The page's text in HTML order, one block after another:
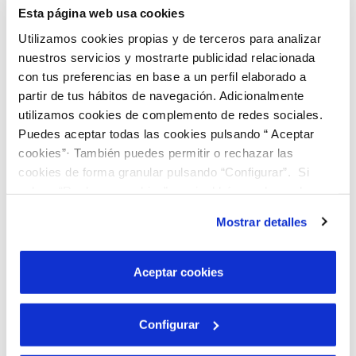
Esta página web usa cookies
Utilizamos cookies propias y de terceros para analizar
nuestros servicios y mostrarte publicidad relacionada
con tus preferencias en base a un perfil elaborado a
partir de tus hábitos de navegación. Adicionalmente
utilizamos cookies de complemento de redes sociales.
Puedes aceptar todas las cookies pulsando “ Aceptar
cookies”· También puedes permitir o rechazar las
cookies de forma granular pulsando “Configurar”. Si
son indispensables para que el sitio web funcione y que
por tanto no se pueden desactivar. Puedes consultar
más información en nuestraPolítica de Cookies
Mostrar detalles
Aceptar cookies
Configurar
poder realizar gestiones en nombre de otras
personas, así como el envío y recepción de
documentación en papel.
Para lasbarreras ligadas a discapacidades auditivas
el uso del canal de WhatsApp permite a las
personas sordas tener una atención sencilla.
Además, hemos puesto a disposición de aquellos
atención por lengua de signos, tanto en oficinas
Adicionalmente, parasituaciones de vulnerabilidad
económica, el objetivo es garantizar que todas aquellas
personas que puedan requerir alguna de las ayudas